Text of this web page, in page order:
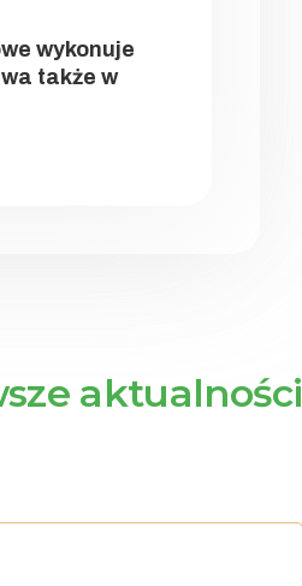
wykonuje
także w
aktualności